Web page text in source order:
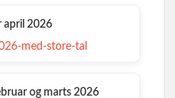
april 2026
og marts 2026